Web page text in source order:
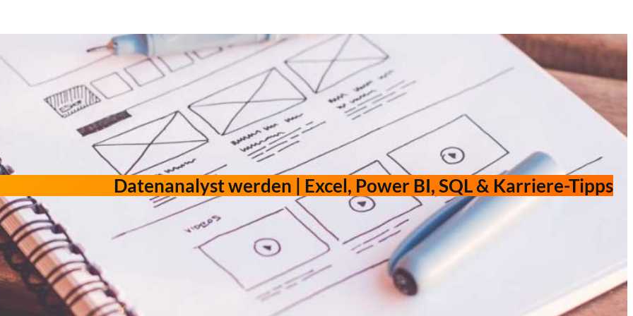
Datenanalyst werden | Excel, Power BI, SQL & Karriere-Tipps